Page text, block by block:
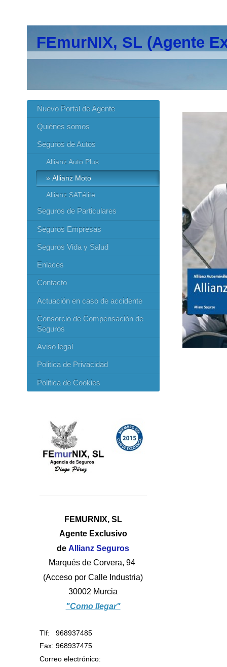
FEmurNIX, SL (Agente
Nuevo Portal de Agente
Quiénes somos
Seguros de Autos
Allianz Auto Plus
Allianz Moto
Allianz SATélite
Seguros de Particulares
Seguros Empresas
Seguros Vida y Salud
Enlaces
Contacto
Actuación en caso de accidente
Consorcio de Compensación de
Seguros
Aviso legal
Politica de Privacidad
Politica de Cookies
FEMURNIX, SL
Agente Exclusivo
de Allianz Seguros
Marqués de Corvera, 94
(Acceso por Calle Industria)
30002 Murcia
"Como llegar"
Tlf: 968937485
Fax: 968937475
Correo electrónico: